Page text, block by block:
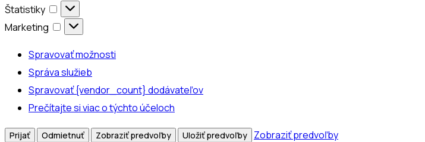
Štatistiky
Štatistiky
Marketing
Marketing
Spravovať možnosti
Správa služieb
Spravovať {vendor_count} dodávateľov
Prečítajte si viac o týchto účeloch
Prijať Odmietnuť Zobraziť predvoľby Uložiť predvoľby Zobraziť predvoľby